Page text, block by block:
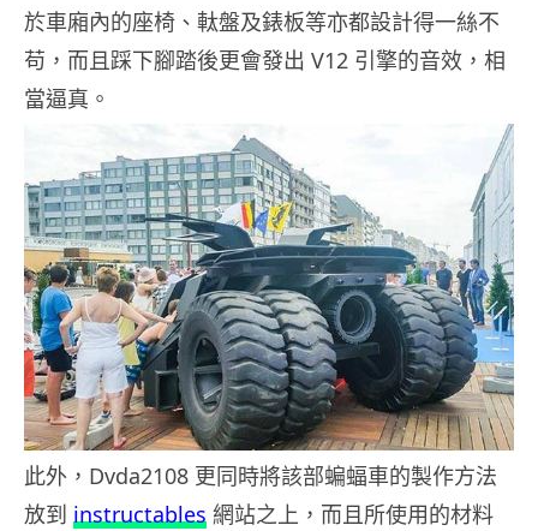
於車廂內的座椅、軚盤及錶板等亦都設計得一絲不
苟，而且踩下腳踏後更會發出 V12 引擎的音效，相
當逼真。
此外，Dvda2108 更同時將該部蝙蝠車的製作方法
放到 instructables 網站之上，而且所使用的材料